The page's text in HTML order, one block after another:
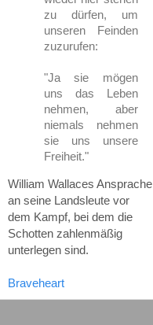
zu dürfen, um
unseren Feinden
zuzurufen:
"Ja sie mögen
uns das Leben
nehmen, aber
niemals nehmen
sie uns unsere
Freiheit."
William Wallaces Ansprache
an seine Landsleute vor
dem Kampf, bei dem die
Schotten zahlenmäßig
unterlegen sind.
Braveheart